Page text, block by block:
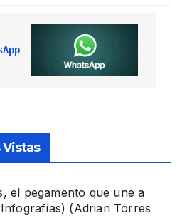
el pegamento que une a
(Adrian Torres